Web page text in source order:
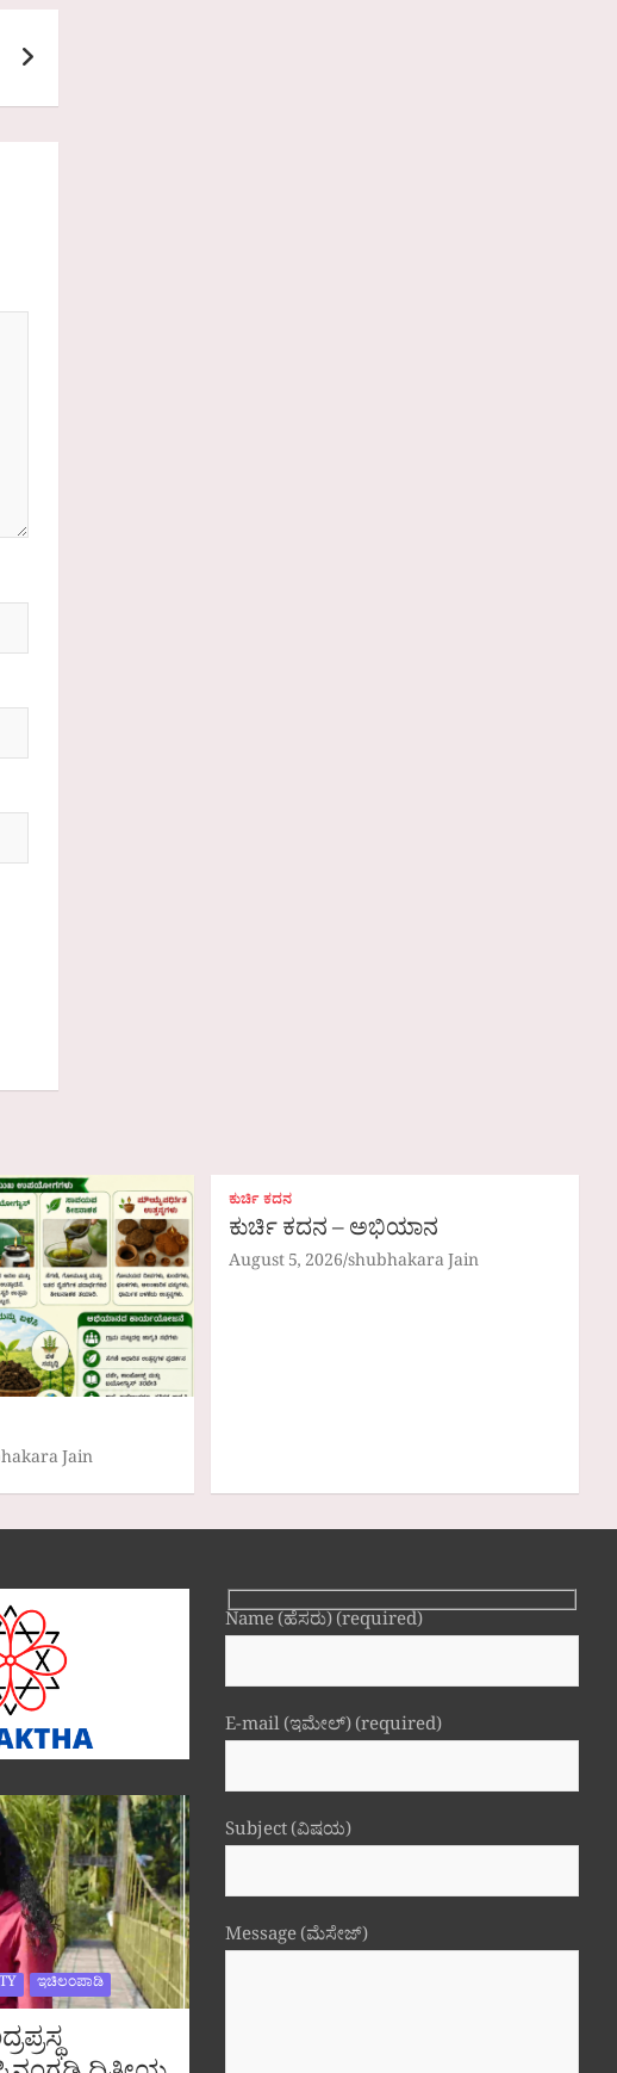
Jain
ಕುರ್ಚಿ ಕದನ
ಕುರ್ಚಿ ಕದನ – ಅಭಿಯಾನ
August 5, 2026shubhakara Jain
ಇಚಿಲಂಪಾಡಿ
Name (ಹೆಸರು) (required)
E-mail (ಇಮೇಲ್) (required)
Subject (ವಿಷಯ)
Message (ಮೆಸೇಜ್)